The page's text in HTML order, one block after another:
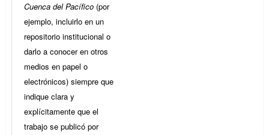
Cuenca del Pacífico (por
ejemplo, incluirlo en un
repositorio institucional o
darlo a conocer en otros
medios en papel o
electrónicos) siempre que
indique clara y
explícitamente que el
trabajo se publicó por